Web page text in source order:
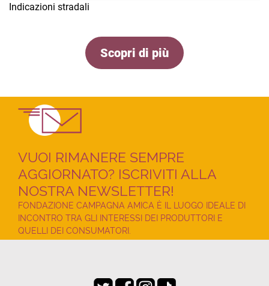
Indicazioni stradali
Scopri di più
VUOI RIMANERE SEMPRE
AGGIORNATO? ISCRIVITI ALLA
NOSTRA NEWSLETTER!
FONDAZIONE CAMPAGNA AMICA È IL LUOGO IDEALE DI
INCONTRO TRA GLI INTERESSI DEI PRODUTTORI E
QUELLI DEI CONSUMATORI.